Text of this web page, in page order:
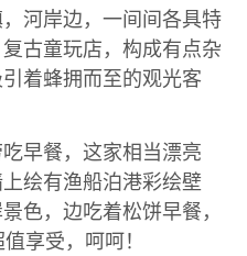
河岸边，一间间各具特
古童玩店，构成有点杂
着蜂拥而至的观光客
早餐，这家相当漂亮
绘有渔船泊港彩绘壁
色，边吃着松饼早餐，
享受，呵呵！